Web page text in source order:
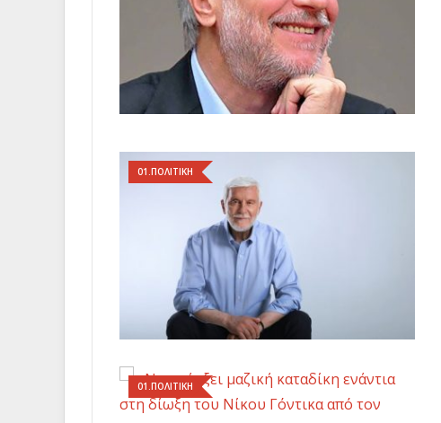
01.ΠΟΛΙΤΙΚΗ
01.ΠΟΛΙΤΙΚΗ